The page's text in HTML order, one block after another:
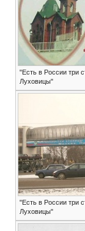
"Есть в России три
Луховицы"
"Есть в России три
Луховицы"